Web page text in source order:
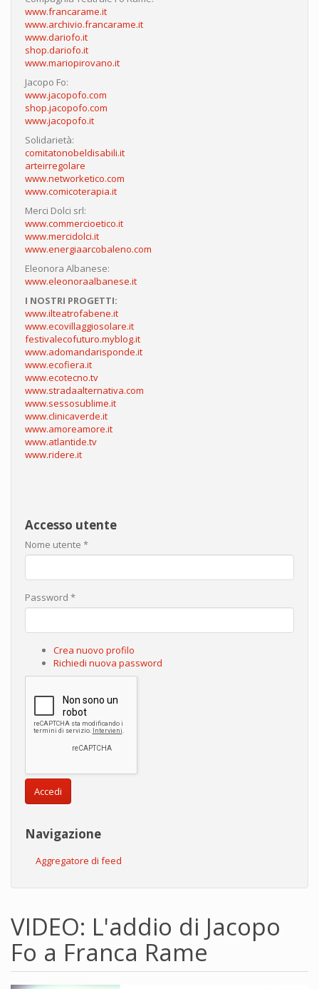
www.francarame.it
www.archivio.francarame.it
www.dariofo.it
shop.dariofo.it
www.mariopirovano.it
Jacopo Fo:
www.jacopofo.com
shop.jacopofo.com
www.jacopofo.it
Solidarietà:
comitatonobeldisabili.it
arteirregolare
www.networketico.com
www.comicoterapia.it
Merci Dolci srl:
www.commercioetico.it
www.mercidolci.it
www.energiaarcobaleno.com
Eleonora Albanese:
www.eleonoraalbanese.it
I NOSTRI PROGETTI:
www.ilteatrofabene.it
www.ecovillaggiosolare.it
festivalecofuturo.myblog.it
www.adomandarisponde.it
www.ecofiera.it
www.ecotecno.tv
www.stradaalternativa.com
www.sessosublime.it
www.clinicaverde.it
www.amoreamore.it
www.atlantide.tv
www.ridere.it
Accesso utente
Nome utente *
Password *
Crea nuovo profilo
Richiedi nuova password
Accedi
Navigazione
Aggregatore di feed
VIDEO: L'addio di Jacopo
Fo a Franca Rame